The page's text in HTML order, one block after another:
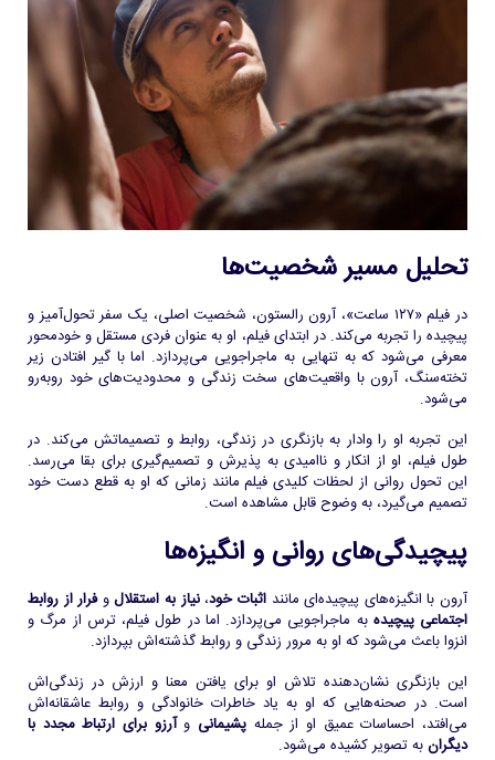
تحلیل مسیر شخصیت‌ها
در فیلم «۱۲۷ ساعت»، آرون رالستون، شخصیت اصلی، یک سفر تحول‌آمیز و
پیچیده را تجربه می‌کند. در ابتدای فیلم، او به عنوان فردی مستقل و خودمحور
معرفی می‌شود که به تنهایی به ماجراجویی می‌پردازد. اما با گیر افتادن زیر
تخته‌سنگ، آرون با واقعیت‌های سخت زندگی و محدودیت‌های خود روبه‌رو
می‌شود.
این تجربه او را وادار به بازنگری در زندگی، روابط و تصمیماتش می‌کند. در
طول فیلم، او از انکار و ناامیدی به پذیرش و تصمیم‌گیری برای بقا می‌رسد.
این تحول روانی از لحظات کلیدی فیلم مانند زمانی که او به قطع دست خود
تصمیم می‌گیرد، به وضوح قابل مشاهده است.
پیچیدگی‌های روانی و انگیزه‌ها
آرون با انگیزه‌های پیچیده‌ای ماننداثبات خود،نیاز به استقلالوفرار از روابط
اجتماعی پیچیده به ماجراجویی می‌پردازد. اما در طول فیلم، ترس از مرگ و
انزوا باعث می‌شود که او به مرور زندگی و روابط گذشته‌اش بپردازد.
این بازنگری نشان‌دهنده تلاش او برای یافتن معنا و ارزش در زندگی‌اش
است. در صحنه‌هایی که او به یاد خاطرات خانوادگی و روابط عاشقانه‌اش
می‌افتد، احساسات عمیق او از جمله پشیمانی وآرزو برای ارتباط مجدد با
دیگرانبه تصویر کشیده می‌شود.